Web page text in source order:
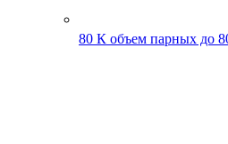
80 К объем парных до